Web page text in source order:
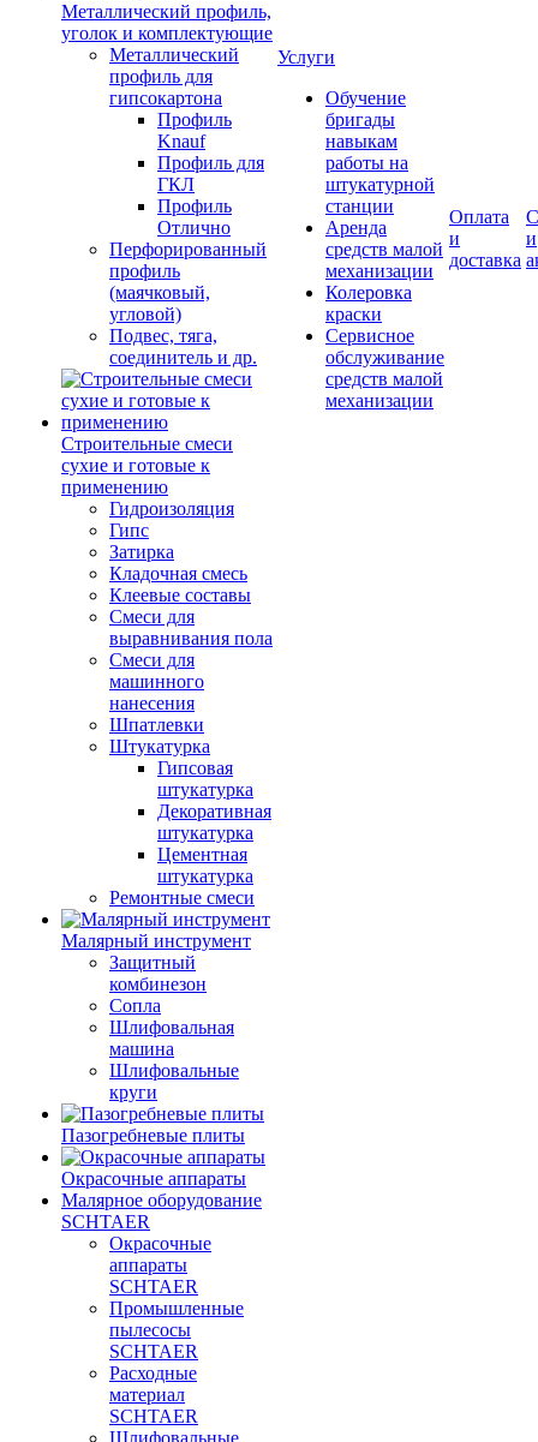
Металлический профиль,
уголок и комплектующие
Металлический
профиль для
гипсокартона
Профиль
Knauf
Профиль для
ГКЛ
Профиль
Отлично
Перфорированный
профиль
(маячковый,
угловой)
Подвес, тяга,
соединитель и др.
Строительные смеси
сухие и готовые к
применению
Гидроизоляция
Гипс
Затирка
Кладочная смесь
Клеевые составы
Смеси для
выравнивания пола
Смеси для
машинного
нанесения
Шпатлевки
Штукатурка
Гипсовая
штукатурка
Декоративная
штукатурка
Цементная
штукатурка
Ремонтные смеси
Малярный инструмент
Защитный
комбинезон
Сопла
Шлифовальная
машина
Шлифовальные
круги
Пазогребневые плиты
Окрасочные аппараты
Малярное оборудование
SCHTAER
Окрасочные
аппараты
SCHTAER
Промышленные
пылесосы
SCHTAER
Расходные
материал
SCHTAER
Шлифовальные
Услуги
Обучение
бригады
навыкам
работы на
штукатурной
станции
Аренда
средств малой
механизации
Колеровка
краски
Сервисное
обслуживание
средств малой
механизации
Оплата
и
доставка
и